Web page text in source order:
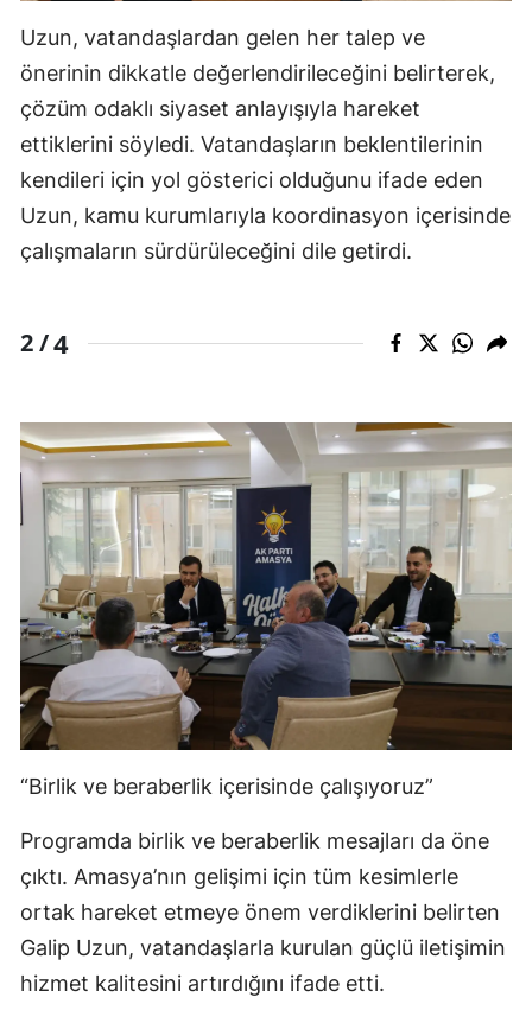
Uzun, vatandaşlardan gelen her talep ve
önerinin dikkatle değerlendirileceğini belirterek,
çözüm odaklı siyaset anlayışıyla hareket
ettiklerini söyledi. Vatandaşların beklentilerinin
kendileri için yol gösterici olduğunu ifade eden
Uzun, kamu kurumlarıyla koordinasyon içerisinde
çalışmaların sürdürüleceğini dile getirdi.
2 /4
“Birlik ve beraberlik içerisinde çalışıyoruz”
Programda birlik ve beraberlik mesajları da öne
çıktı. Amasya’nın gelişimi için tüm kesimlerle
ortak hareket etmeye önem verdiklerini belirten
Galip Uzun, vatandaşlarla kurulan güçlü iletişimin
hizmet kalitesini artırdığını ifade etti.